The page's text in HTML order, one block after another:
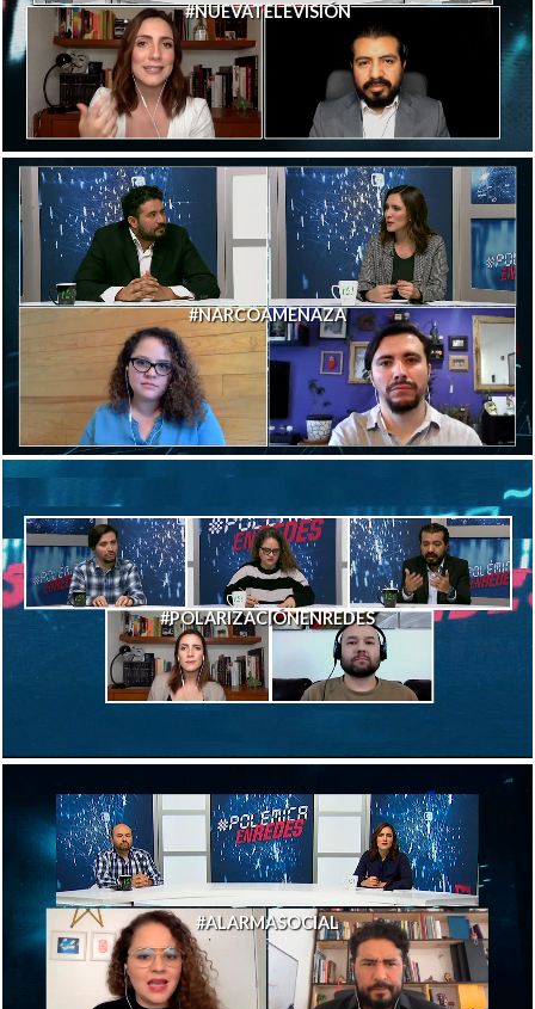
#NUEVATELEVISIÓN
#NARCOAMENAZA
#POLARIZACIÓNENREDES
#ALARMASOCIAL